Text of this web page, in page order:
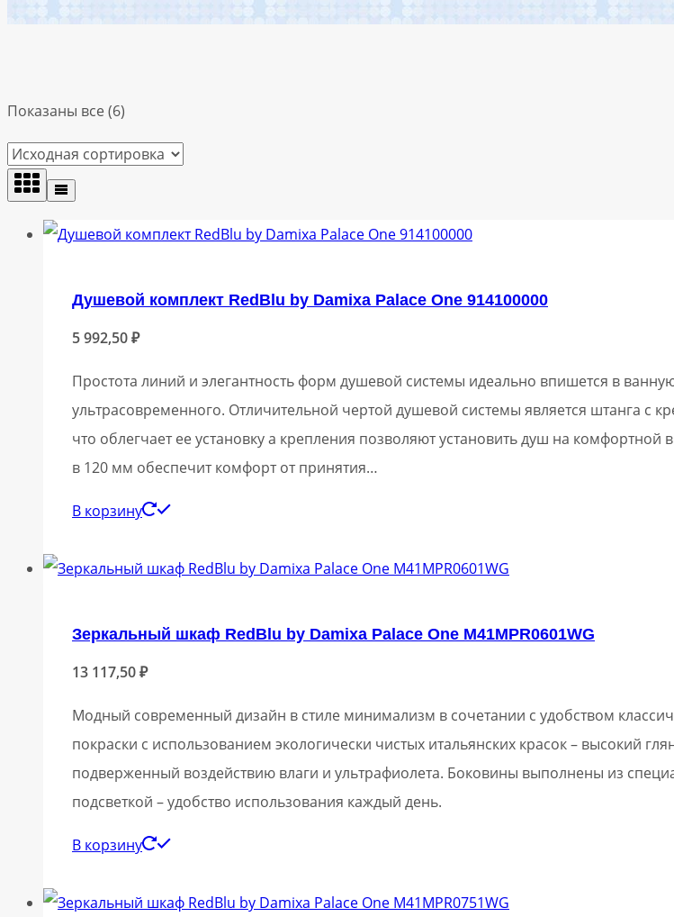
Показаны все (6)
Душевой комплект RedBlu by Damixa Palace One 914100000
5 992,50₽
Простота линий и элегантность форм душевой системы идеально впишется в
ультрасовременного. Отличительной чертой душевой системы является штанга с
что облегчает ее установку а крепления позволяют установить душ на
в 120 мм обеспечит комфорт от принятия…
В корзину
Зеркальный шкаф RedBlu by Damixa Palace One M41MPR0601WG
13 117,50₽
Модный современный дизайн в стиле минимализм в сочетании с удобством
покраски с использованием экологически чистых итальянских красок – высокий
подверженный воздействию влаги и ультрафиолета. Боковины выполнены из
подсветкой – удобство использования каждый день.
В корзину